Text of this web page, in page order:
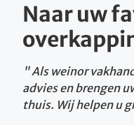
Naar uw
Als weinor
advies en brengen
thuis. Wij helpen u